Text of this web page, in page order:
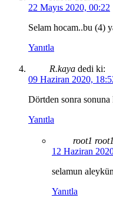
22 Mayıs 2020, 00:22
Selam hocam..bu (4)
Yanıtla
R.kaya dedi ki:
09 Haziran 2020,
Dörtden sonra sonuna
Yanıtla
root1 root1
12 Haziran
selamun
Yanıtla